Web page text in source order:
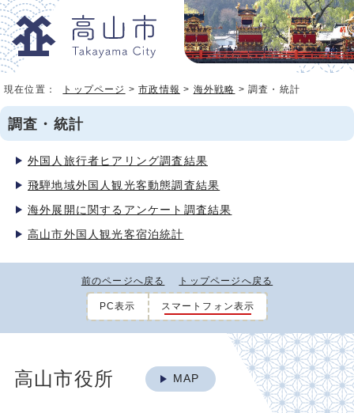
現在位置： トップページ >市政情報 > 海外戦略 > 調査・統計
調査・統計
外国人旅行者ヒアリング調査結果
飛騨地域外国人観光客動態調査結果
海外展開に関するアンケート調査結果
高山市外国人観光客宿泊統計
前のページへ戻る トップページへ戻る
PC表示 スマートフォン表示
高山市役所 MAP